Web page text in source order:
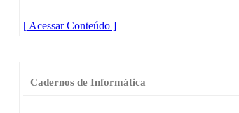
[ Acessar Conteúdo ]
Cadernos de Informática